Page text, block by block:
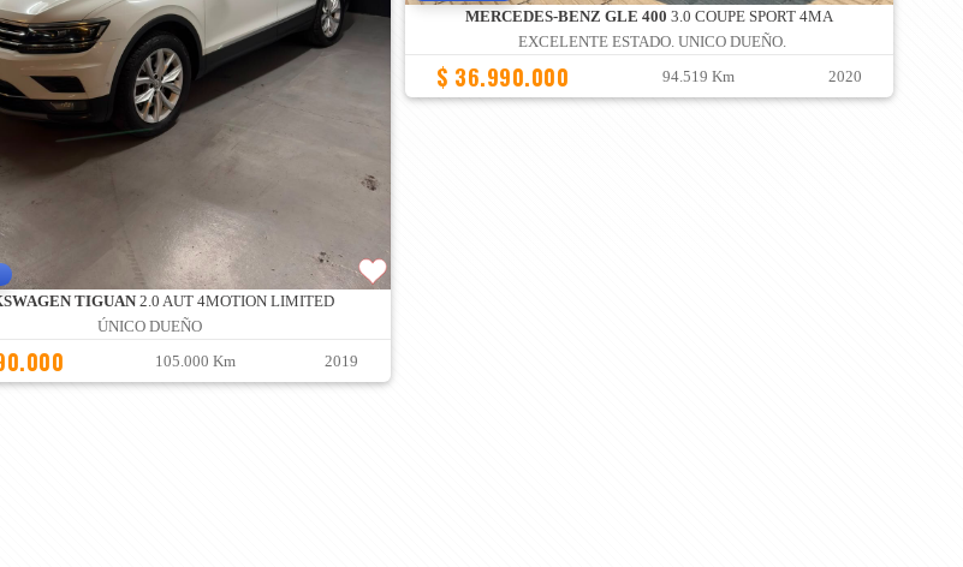
TIGUAN 2.0 AUT 4MOTION LIMITED
ÚNICO DUEÑO
105.000 Km 2019
MERCEDES-BENZ GLE 400 3.0 COUPE SPORT 4MA
EXCELENTE ESTADO. UNICO DUEÑO.
$ 36.990.000 94.519 Km 2020